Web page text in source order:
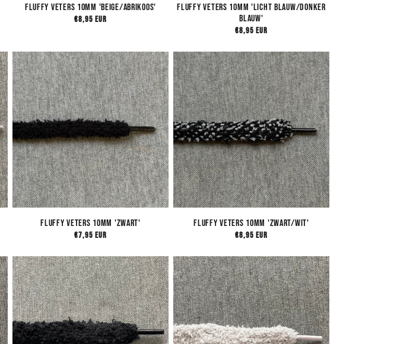
Fluffy Veters 10mm 'Beige/Abrikoos'
Normale
€8,95 EUR
Fluffy Veters 10mm 'Licht Blauw/Donker
Blauw'
Normale
€8,95 EUR
Fluffy Veters 10mm 'Zwart'
Normale
€7,95 EUR
Fluffy Veters 10mm 'Zwart/Wit'
Normale
€8,95 EUR